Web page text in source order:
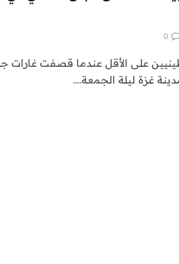
0
على الأقل عندما قصفت غارات
غزة ليلة الجمعة.…